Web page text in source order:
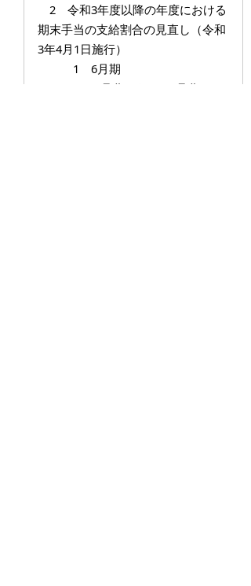
2 令和3年度以降の年度における
期末手当の支給割合の見直し（令和
3年4月1日施行）
1 6月期
1.7月分から1.675月分（マ